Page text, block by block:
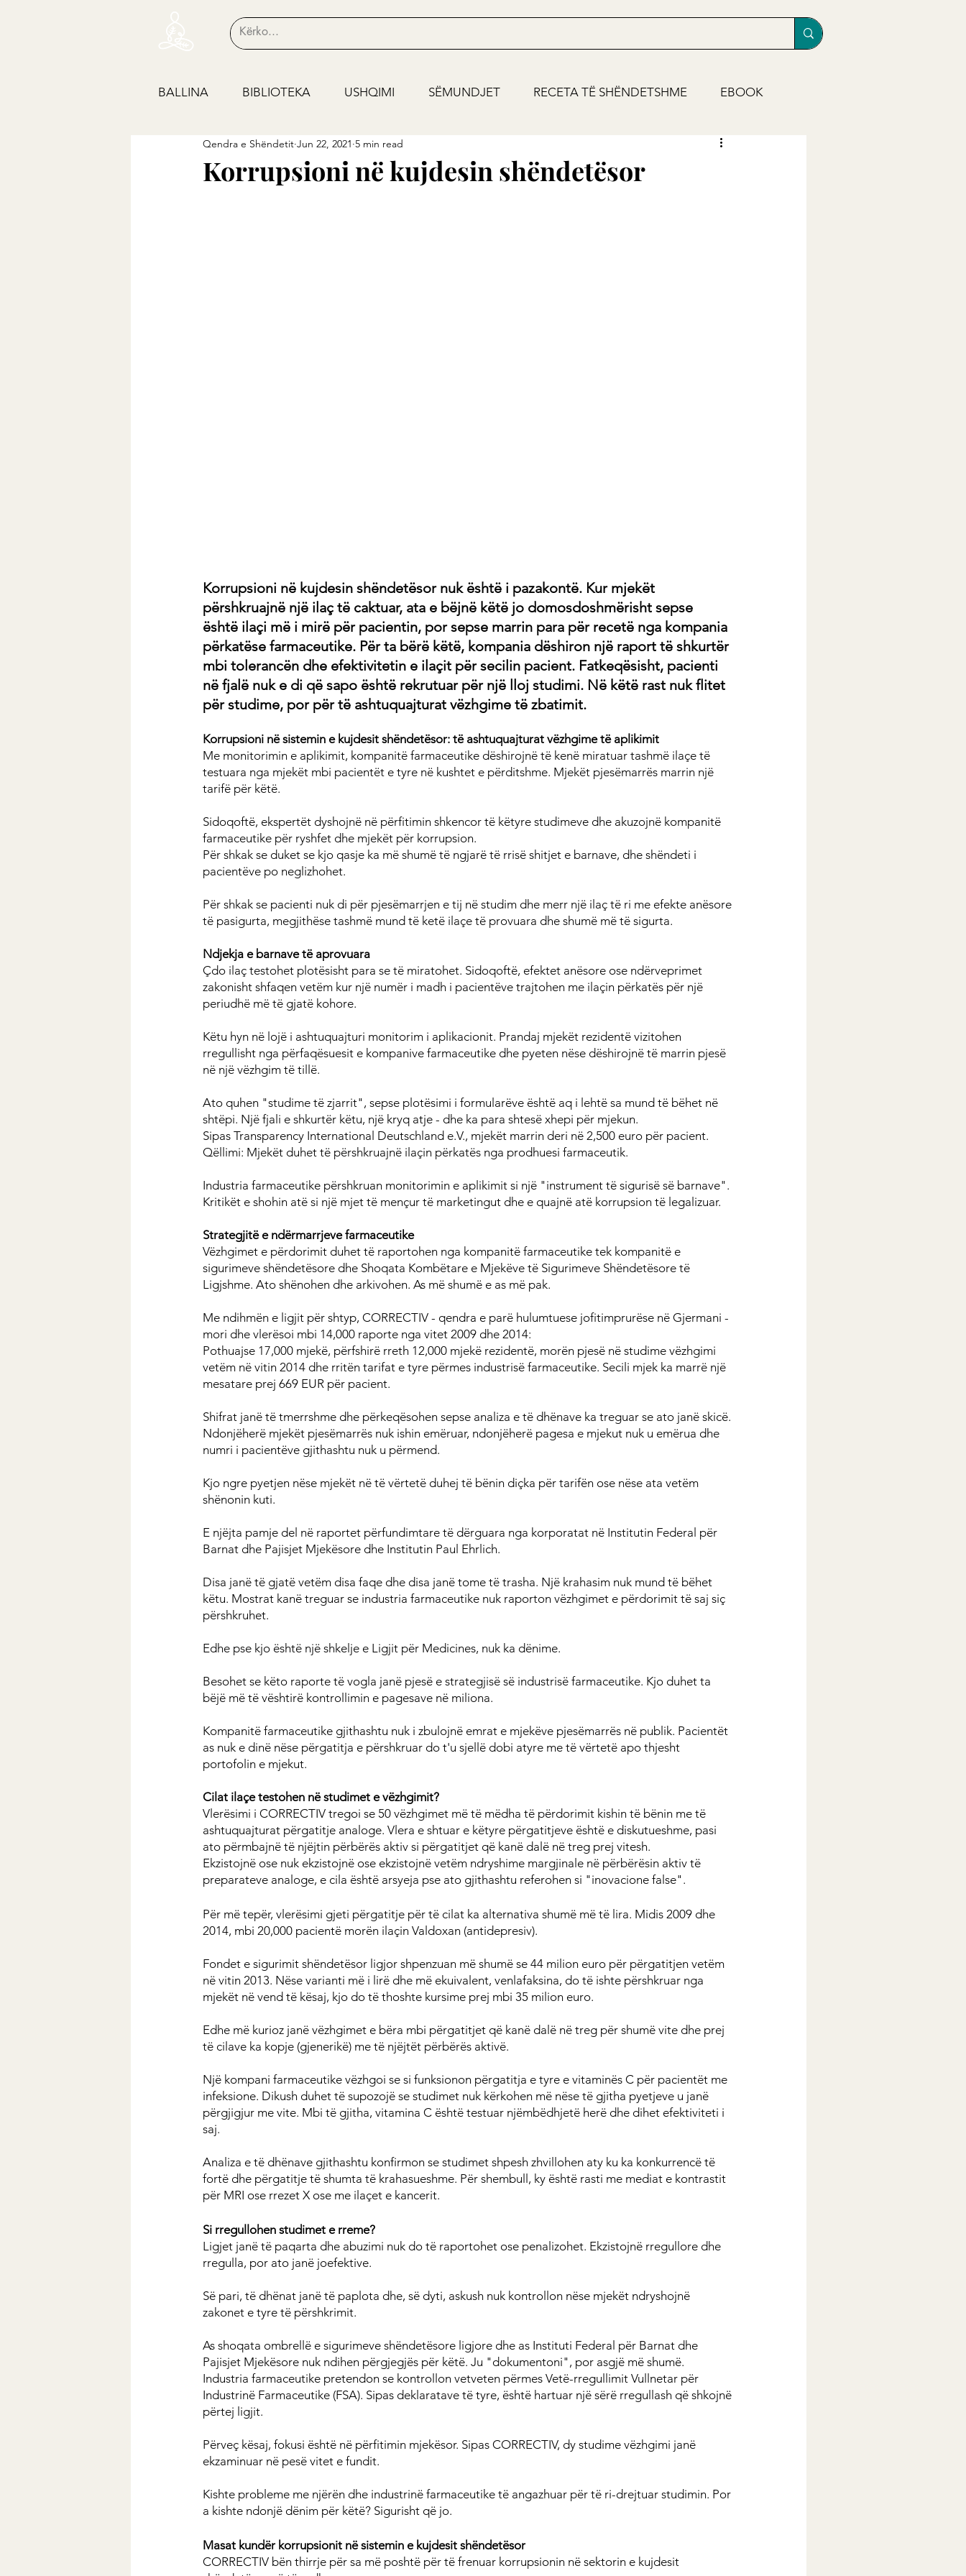
BALLINA BIBLIOTEKA USHQIMI SËMUNDJET RECETA TË SHËNDETSHME EBOOK
Korrupsioni në kujdesin shëndetësor
Qendra e Shëndetit Jun 22, 2021 5 min read
Korrupsioni në kujdesin shëndetësor nuk është i pazakontë. Kur mjekët
përshkruajnë një ilaç të caktuar, ata e bëjnë këtë jo domosdoshmërisht sepse
është ilaçi më i mirë për pacientin, por sepse marrin para për recetë nga kompania
përkatëse farmaceutike. Për ta bërë këtë, kompania dëshiron një raport të shkurtër
mbi tolerancën dhe efektivitetin e ilaçit për secilin pacient. Fatkeqësisht, pacienti
në fjalë nuk e di që sapo është rekrutuar për një lloj studimi. Në këtë rast nuk flitet
për studime, por për të ashtuquajturat vëzhgime të zbatimit.
Korrupsioni në sistemin e kujdesit shëndetësor: të ashtuquajturat vëzhgime të aplikimit
Me monitorimin e aplikimit, kompanitë farmaceutike dëshirojnë të kenë miratuar tashmë ilaçe të
testuara nga mjekët mbi pacientët e tyre në kushtet e përditshme. Mjekët pjesëmarrës marrin një
tarifë për këtë.
Sidoqoftë, ekspertët dyshojnë në përfitimin shkencor të këtyre studimeve dhe akuzojnë kompanitë
farmaceutike për ryshfet dhe mjekët për korrupsion.
Për shkak se duket se kjo qasje ka më shumë të ngjarë të rrisë shitjet e barnave, dhe shëndeti i
pacientëve po neglizhohet.
Për shkak se pacienti nuk di për pjesëmarrjen e tij në studim dhe merr një ilaç të ri me efekte anësore
të pasigurta, megjithëse tashmë mund të ketë ilaçe të provuara dhe shumë më të sigurta.
Ndjekja e barnave të aprovuara
Çdo ilaç testohet plotësisht para se të miratohet. Sidoqoftë, efektet anësore ose ndërveprimet
zakonisht shfaqen vetëm kur një numër i madh i pacientëve trajtohen me ilaçin përkatës për një
periudhë më të gjatë kohore.
Këtu hyn në lojë i ashtuquajturi monitorim i aplikacionit. Prandaj mjekët rezidentë vizitohen
rregullisht nga përfaqësuesit e kompanive farmaceutike dhe pyeten nëse dëshirojnë të marrin pjesë
në një vëzhgim të tillë.
Ato quhen "studime të zjarrit", sepse plotësimi i formularëve është aq i lehtë sa mund të bëhet në
shtëpi. Një fjali e shkurtër këtu, një kryq atje - dhe ka para shtesë xhepi për mjekun.
Sipas Transparency International Deutschland e.V., mjekët marrin deri në 2,500 euro për pacient.
Qëllimi: Mjekët duhet të përshkruajnë ilaçin përkatës nga prodhuesi farmaceutik.
Industria farmaceutike përshkruan monitorimin e aplikimit si një "instrument të sigurisë së barnave".
Kritikët e shohin atë si një mjet të mençur të marketingut dhe e quajnë atë korrupsion të legalizuar.
Strategjitë e ndërmarrjeve farmaceutike
Vëzhgimet e përdorimit duhet të raportohen nga kompanitë farmaceutike tek kompanitë e
sigurimeve shëndetësore dhe Shoqata Kombëtare e Mjekëve të Sigurimeve Shëndetësore të
Ligjshme. Ato shënohen dhe arkivohen. As më shumë e as më pak.
Me ndihmën e ligjit për shtyp, CORRECTIV - qendra e parë hulumtuese jofitimprurëse në Gjermani -
mori dhe vlerësoi mbi 14,000 raporte nga vitet 2009 dhe 2014:
Pothuajse 17,000 mjekë, përfshirë rreth 12,000 mjekë rezidentë, morën pjesë në studime vëzhgimi
vetëm në vitin 2014 dhe rritën tarifat e tyre përmes industrisë farmaceutike. Secili mjek ka marrë një
mesatare prej 669 EUR për pacient.
Shifrat janë të tmerrshme dhe përkeqësohen sepse analiza e të dhënave ka treguar se ato janë skicë.
Ndonjëherë mjekët pjesëmarrës nuk ishin emëruar, ndonjëherë pagesa e mjekut nuk u emërua dhe
numri i pacientëve gjithashtu nuk u përmend.
Kjo ngre pyetjen nëse mjekët në të vërtetë duhej të bënin diçka për tarifën ose nëse ata vetëm
shënonin kuti.
E njëjta pamje del në raportet përfundimtare të dërguara nga korporatat në Institutin Federal për
Barnat dhe Pajisjet Mjekësore dhe Institutin Paul Ehrlich.
Disa janë të gjatë vetëm disa faqe dhe disa janë tome të trasha. Një krahasim nuk mund të bëhet
këtu. Mostrat kanë treguar se industria farmaceutike nuk raporton vëzhgimet e përdorimit të saj siç
përshkruhet.
Edhe pse kjo është një shkelje e Ligjit për Medicines, nuk ka dënime.
Besohet se këto raporte të vogla janë pjesë e strategjisë së industrisë farmaceutike. Kjo duhet ta
bëjë më të vështirë kontrollimin e pagesave në miliona.
Kompanitë farmaceutike gjithashtu nuk i zbulojnë emrat e mjekëve pjesëmarrës në publik. Pacientët
as nuk e dinë nëse përgatitja e përshkruar do t'u sjellë dobi atyre me të vërtetë apo thjesht
portofolin e mjekut.
Cilat ilaçe testohen në studimet e vëzhgimit?
Vlerësimi i CORRECTIV tregoi se 50 vëzhgimet më të mëdha të përdorimit kishin të bënin me të
ashtuquajturat përgatitje analoge. Vlera e shtuar e këtyre përgatitjeve është e diskutueshme, pasi
ato përmbajnë të njëjtin përbërës aktiv si përgatitjet që kanë dalë në treg prej vitesh.
Ekzistojnë ose nuk ekzistojnë ose ekzistojnë vetëm ndryshime margjinale në përbërësin aktiv të
preparateve analoge, e cila është arsyeja pse ato gjithashtu referohen si "inovacione false".
Për më tepër, vlerësimi gjeti përgatitje për të cilat ka alternativa shumë më të lira. Midis 2009 dhe
2014, mbi 20,000 pacientë morën ilaçin Valdoxan (antidepresiv).
Fondet e sigurimit shëndetësor ligjor shpenzuan më shumë se 44 milion euro për përgatitjen vetëm
në vitin 2013. Nëse varianti më i lirë dhe më ekuivalent, venlafaksina, do të ishte përshkruar nga
mjekët në vend të kësaj, kjo do të thoshte kursime prej mbi 35 milion euro.
Edhe më kurioz janë vëzhgimet e bëra mbi përgatitjet që kanë dalë në treg për shumë vite dhe prej
të cilave ka kopje (gjenerikë) me të njëjtët përbërës aktivë.
Një kompani farmaceutike vëzhgoi se si funksionon përgatitja e tyre e vitaminës C për pacientët me
infeksione. Dikush duhet të supozojë se studimet nuk kërkohen më nëse të gjitha pyetjeve u janë
përgjigjur me vite. Mbi të gjitha, vitamina C është testuar njëmbëdhjetë herë dhe dihet efektiviteti i
saj.
Analiza e të dhënave gjithashtu konfirmon se studimet shpesh zhvillohen aty ku ka konkurrencë të
fortë dhe përgatitje të shumta të krahasueshme. Për shembull, ky është rasti me mediat e kontrastit
për MRI ose rrezet X ose me ilaçet e kancerit.
Si rregullohen studimet e rreme?
Ligjet janë të paqarta dhe abuzimi nuk do të raportohet ose penalizohet. Ekzistojnë rregullore dhe
rregulla, por ato janë joefektive.
Së pari, të dhënat janë të paplota dhe, së dyti, askush nuk kontrollon nëse mjekët ndryshojnë
zakonet e tyre të përshkrimit.
As shoqata ombrellë e sigurimeve shëndetësore ligjore dhe as Instituti Federal për Barnat dhe
Pajisjet Mjekësore nuk ndihen përgjegjës për këtë. Ju "dokumentoni", por asgjë më shumë.
Industria farmaceutike pretendon se kontrollon vetveten përmes Vetë-rregullimit Vullnetar për
Industrinë Farmaceutike (FSA). Sipas deklaratave të tyre, është hartuar një sërë rregullash që shkojnë
përtej ligjit.
Përveç kësaj, fokusi është në përfitimin mjekësor. Sipas CORRECTIV, dy studime vëzhgimi janë
ekzaminuar në pesë vitet e fundit.
Kishte probleme me njërën dhe industrinë farmaceutike të angazhuar për të ri-drejtuar studimin. Por
a kishte ndonjë dënim për këtë? Sigurisht që jo.
Masat kundër korrupsionit në sistemin e kujdesit shëndetësor
CORRECTIV bën thirrje për sa më poshtë për të frenuar korrupsionin në sektorin e kujdesit